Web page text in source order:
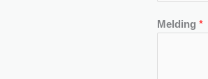
Melding *